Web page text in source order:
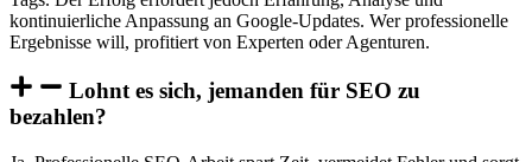
kontinuierliche Anpassung an Google-Updates. Wer professionelle
Ergebnisse will, profitiert von Experten oder Agenturen.
Lohnt es sich, jemanden für SEO zu
bezahlen?